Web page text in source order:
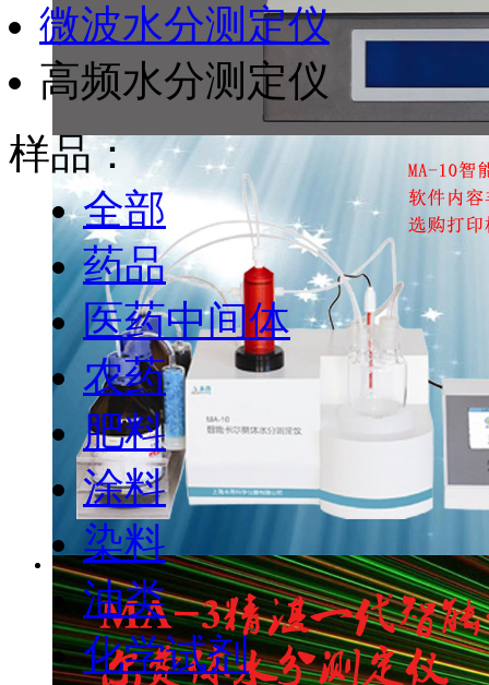
微波水分测定仪
高频水分测定仪
样品：
全部
药品
医药中间体
农药
肥料
涂料
染料
油类
化学试剂